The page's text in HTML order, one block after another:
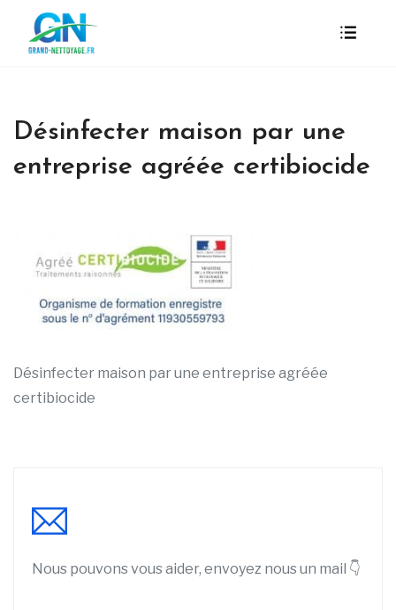
Désinfecter maison par une
entreprise agréée certibiocide
Désinfecter maison par une entreprise agréée
certibiocide
Nous pouvons vous aider, envoyez nous un mail 👇